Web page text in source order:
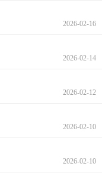
2026-02-16
2026-02-14
2026-02-12
2026-02-10
2026-02-10